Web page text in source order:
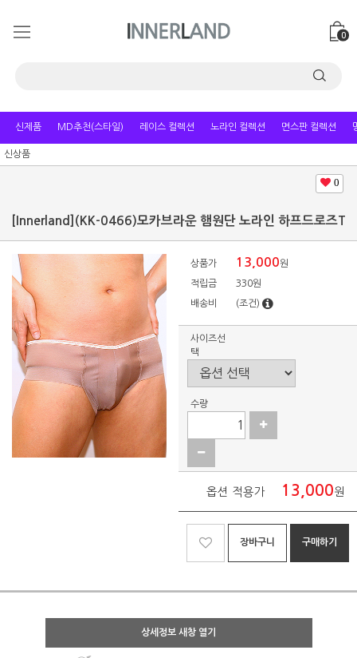
0
신제품 MD추천(스타일) 레이스 컬렉션 노라인 컬렉션 면스판 컬렉션
신상품
0
[Innerland](KK-0466)모카브라운 햄원단 노라인 하프드로즈T
상품가 13,000원
적립금 330원
배송비 (조건)
사이즈선
택
수량
옵션 적용가 13,000원
장바구니 구매하기
상세정보 새창 열기